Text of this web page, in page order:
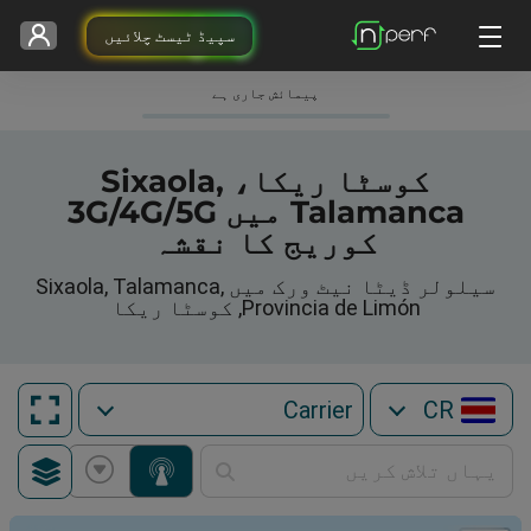
سپیڈ ٹیسٹ چلائیں
پیمائش جاری ہے
کوسٹا ریکا، Sixaola,
Talamanca میں 3G/4G/5G
کوریج کا نقشہ
سیلولر ڈیٹا نیٹ ورک میں Sixaola, Talamanca,
Provincia de Limón, کوسٹا ریکا
CR